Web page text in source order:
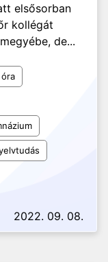
elsősorban
kollégát
de...
2022. 09. 08.